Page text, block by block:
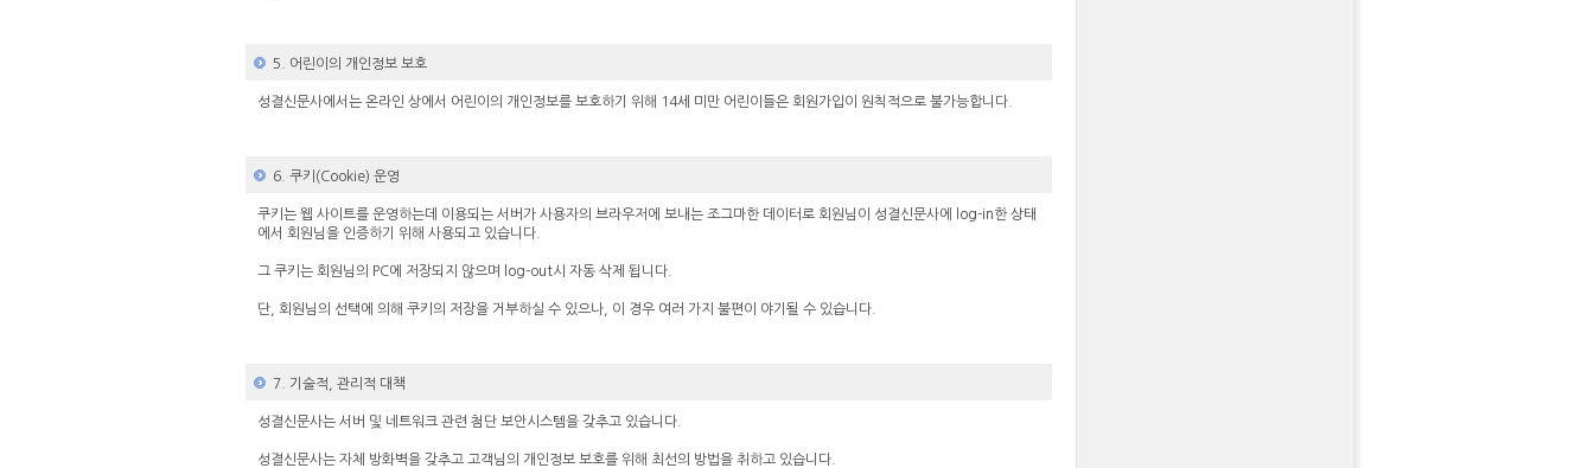
5. 어린이의 개인정보 보호
성결신문사에서는 온라인 상에서 어린이의 개인정보를 보호하기 위해 14세 미만 어린이들은 회원가입이 원칙적으로 불가능합니다.
6. 쿠키(Cookie) 운영
쿠키는 웹 사이트를 운영하는데 이용되는 서버가 사용자의 브라우저에 보내는 조그마한 데이터로 회원님이 성결신문사에 log-in한 상태
에서 회원님을 인증하기 위해 사용되고 있습니다.
그 쿠키는 회원님의 PC에 저장되지 않으며 log-out시 자동 삭제 됩니다.
단, 회원님의 선택에 의해 쿠키의 저장을 거부하실 수 있으나, 이 경우 여러 가지 불편이 야기될 수 있습니다.
7. 기술적, 관리적 대책
성결신문사는 서버 및 네트워크 관련 첨단 보안시스템을 갖추고 있습니다.
성결신문사는 자체 방화벽을 갖추고 고객님의 개인정보 보호를 위해 최선의 방법을 취하고 있습니다.